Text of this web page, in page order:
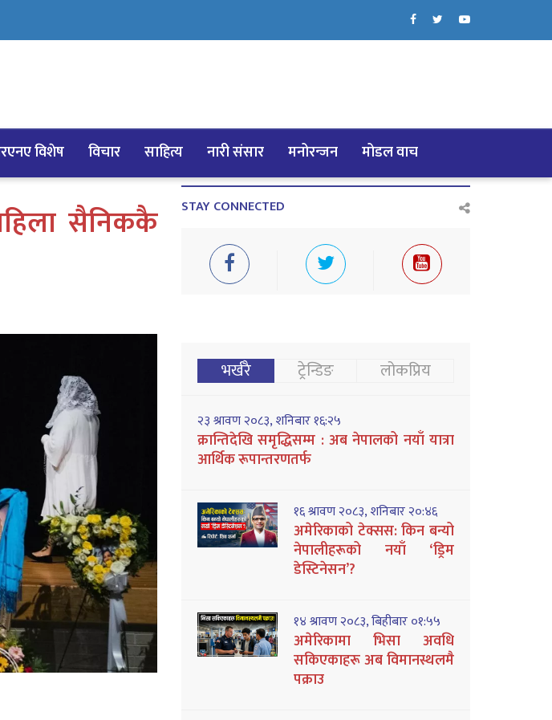
विशेष विचार साहित्य नारी संसार मनोरन्जन मोडल वाच
सैनिककै STAY CONNECTED
भर्खरै ट्रेन्डिङ लोकप्रिय
२३ श्रावण २०८३, शनिबार १६:२५
क्रान्तिदेखि समृद्धिसम्म : अब नेपालको नयाँ यात्रा
आर्थिक रूपान्तरणतर्फ
१६ श्रावण २०८३, शनिबार २०:४६
अमेरिकाको टेक्सस: किन बन्यो
नेपालीहरूको नयाँ ‘ड्रिम
डेस्टिनेसन’?
१४ श्रावण २०८३, बिहीबार ०१:५५
अमेरिकामा भिसा अवधि
सकिएकाहरू अब विमानस्थलमै
पक्राउ